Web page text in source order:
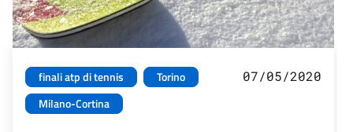
finali atp di tennis
Torino
Milano-Cortina
07/05/2020